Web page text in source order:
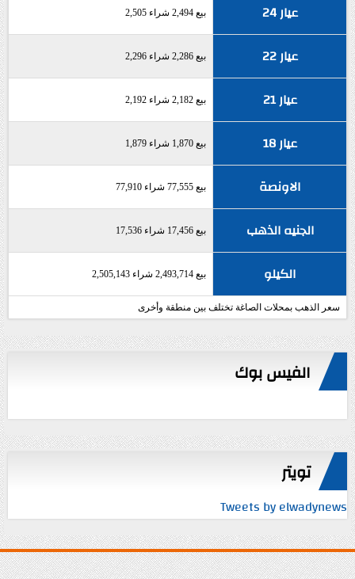
عيار 24
بيع 2,494 شراء 2,505
عيار 22 بيع 2,286 شراء 2,296
عيار 21 بيع 2,182 شراء 2,192
عيار 18 بيع 1,870 شراء 1,879
الاونصة بيع 77,555 شراء 77,910
الجنيه الذهب بيع 17,456 شراء 17,536
الكيلو بيع 2,493,714 شراء 2,505,143
سعر الذهب بمحلات الصاغة تختلف بين منطقة وأخرى
الفيس بوك
تويتر
Tweets by elwadynews